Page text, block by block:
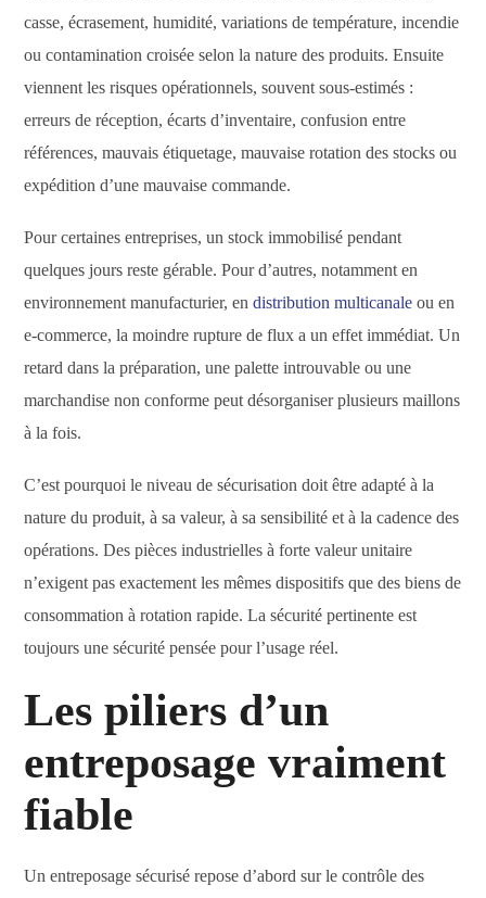
casse, écrasement, humidité, variations de température, incendie
ou contamination croisée selon la nature des produits. Ensuite
viennent les risques opérationnels, souvent sous-estimés :
erreurs de réception, écarts d’inventaire, confusion entre
références, mauvais étiquetage, mauvaise rotation des stocks ou
expédition d’une mauvaise commande.
Pour certaines entreprises, un stock immobilisé pendant
quelques jours reste gérable. Pour d’autres, notamment en
environnement manufacturier, endistribution multicanale ou en
e-commerce, la moindre rupture de flux a un effet immédiat. Un
retard dans la préparation, une palette introuvable ou une
marchandise non conforme peut désorganiser plusieurs maillons
à la fois.
C’est pourquoi le niveau de sécurisation doit être adapté à la
nature du produit, à sa valeur, à sa sensibilité et à la cadence des
opérations. Des pièces industrielles à forte valeur unitaire
n’exigent pas exactement les mêmes dispositifs que des biens de
consommation à rotation rapide. La sécurité pertinente est
toujours une sécurité pensée pour l’usage réel.
Les piliers d’un
entreposage vraiment
fiable
Un entreposage sécurisé repose d’abord sur le contrôle des